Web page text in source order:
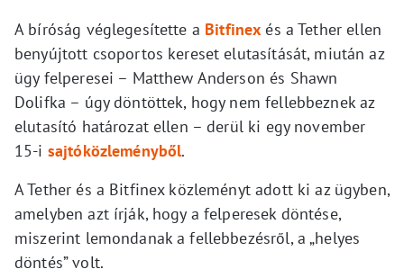
A bíróság véglegesítette a Bitfinex és a Tether ellen
benyújtott csoportos kereset elutasítását, miután az
ügy felperesei – Matthew Anderson és Shawn
Dolifka – úgy döntöttek, hogy nem fellebbeznek az
elutasító határozat ellen – derül ki egy november
15-i sajtóközleményből.
A Tether és a Bitfinex közleményt adott ki az ügyben,
amelyben azt írják, hogy a felperesek döntése,
miszerint lemondanak a fellebbezésről, a „helyes
döntés” volt.